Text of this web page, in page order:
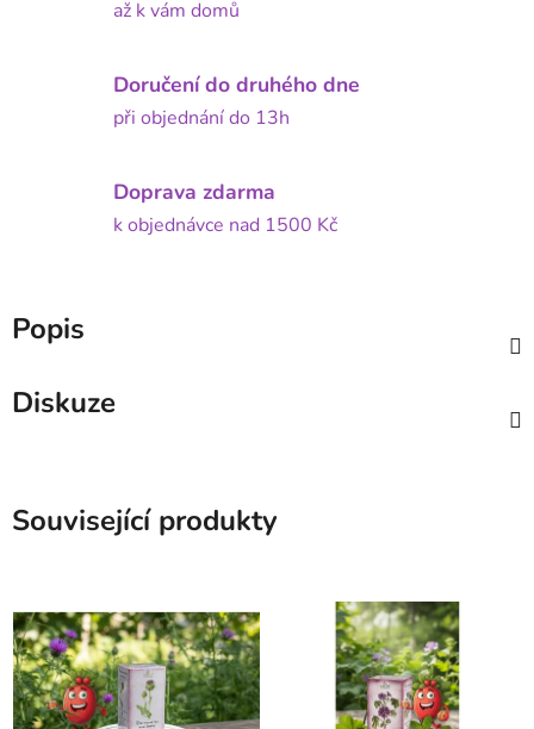
až k vám domů
Doručení do druhého dne
při objednání do 13h
Doprava zdarma
k objednávce nad 1500 Kč
Popis
Diskuze
Související produkty